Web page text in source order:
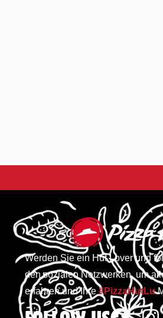
Werden Sie ein Hut Lover und
den sozialen Netzwerken, um
erfahren und Ihre #PizzaHutLu